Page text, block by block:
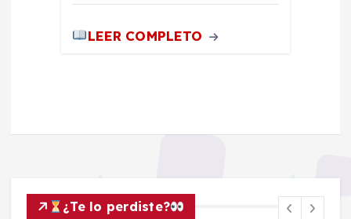
LEER COMPLETO
¿Te lo perdiste?